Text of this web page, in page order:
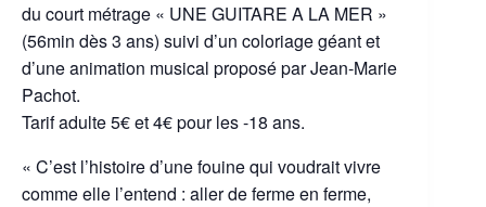
du court métrage « UNE GUITARE A LA MER »
(56min dès 3 ans) suivi d’un coloriage géant et
d’une animation musical proposé par Jean-Marie
Pachot.
Tarif adulte 5€ et 4€ pour les -18 ans.
« C’est l’histoire d’une fouine qui voudrait vivre
comme elle l’entend : aller de ferme en ferme,